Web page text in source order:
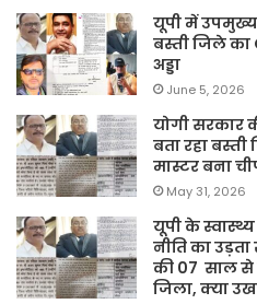
यूपी में
बस्ती जिले का
अड्डा
June 5, 2026
योगी सरकार
बता रहा
मास्टर बना
May 31, 2026
यूपी के
नीति का
की 07 साल से
जिला, क्या